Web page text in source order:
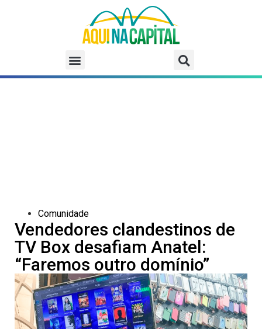
Comunidade
Vendedores clandestinos de
TV Box desafiam Anatel:
“Faremos outro domínio”